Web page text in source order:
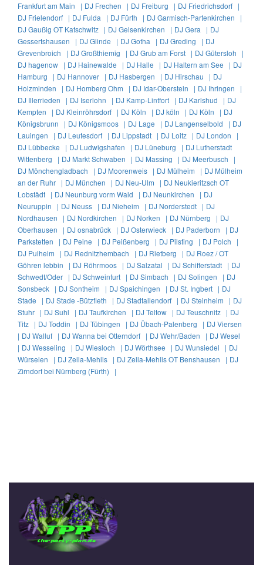
Frankfurt am Main | DJ Frechen | DJ Freiburg | DJ Friedrichsdorf |
DJ Frielendorf | DJ Fulda | DJ Fürth | DJ Garmisch-Partenkirchen |
DJ Gaußig OT Katschwitz | DJ Gelsenkirchen | DJ Gera | DJ
Gessertshausen | DJ Glinde | DJ Gotha | DJ Greding | DJ
Grevenbroich | DJ Großthiemig | DJ Grub am Forst | DJ Gütersloh |
DJ hagenow | DJ Hainewalde | DJ Halle | DJ Haltern am See | DJ
Hamburg | DJ Hannover | DJ Hasbergen | DJ Hirschau | DJ
Holzminden | DJ Homberg Ohm | DJ Idar-Oberstein | DJ Ihringen |
DJ Illerrieden | DJ Iserlohn | DJ Kamp-Lintfort | DJ Karlshud | DJ
Kempten | DJ Kleinröhrsdorf | DJ Köln | DJ köln | DJ Köln | DJ
Königsbrunn | DJ Königsmoos | DJ Lage | DJ Langenselbold | DJ
Lauingen | DJ Leutesdorf | DJ Lippstadt | DJ Loitz | DJ London |
DJ Lübbecke | DJ Ludwigshafen | DJ Lüneburg | DJ Lutherstadt
Wittenberg | DJ Markt Schwaben | DJ Massing | DJ Meerbusch |
DJ Mönchengladbach | DJ Moorenweis | DJ Mülheim | DJ Mülheim
an der Ruhr | DJ München | DJ Neu-Ulm | DJ Neukieritzsch OT
Lobstädt | DJ Neunburg vorm Wald | DJ Neunkirchen | DJ
Neuruppin | DJ Neuss | DJ Nieheim | DJ Norderstedt | DJ
Nordhausen | DJ Nordkirchen | DJ Norken | DJ Nürnberg | DJ
Oberhausen | DJ osnabrück | DJ Osterwieck | DJ Paderborn | DJ
Parkstetten | DJ Peine | DJ Peißenberg | DJ Pilsting | DJ Polch |
DJ Pulheim | DJ Rednitzhembach | DJ Rietberg | DJ Roez / OT
Göhren lebbin | DJ Röhrmoos | DJ Salzatal | DJ Schifferstadt | DJ
Schwedt/Oder | DJ Schweinfurt | DJ Simbach | DJ Solingen | DJ
Sonsbeck | DJ Sontheim | DJ Spaichingen | DJ St. Ingbert | DJ
Stade | DJ Stade -Bützfleth | DJ Stadtallendorf | DJ Steinheim | DJ
Stuhr | DJ Suhl | DJ Taufkirchen | DJ Teltow | DJ Teuschnitz | DJ
Titz | DJ Toddin | DJ Tübingen | DJ Übach-Palenberg | DJ Viersen
| DJ Walluf | DJ Wanna bei Otterndorf | DJ Wehr/Baden | DJ Wesel
| DJ Wesseling | DJ Wiesloch | DJ Wörthsee | DJ Wunsiedel | DJ
Würselen | DJ Zella-Mehlis | DJ Zella-Mehlis OT Benshausen | DJ
Zirndorf bei Nürnberg (Fürth) |